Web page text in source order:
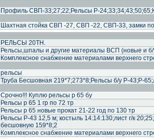
Профиль СВП-33;27;22;Рельсы Р-
Шахтная стойка СВП -27, СВП -22, СВП-33, замки
РЕЛЬСЫ 20ТН.
Рельсы,шпалы и другие материалы ВСП (новые и б/
Комплексное снабжение материалами верхнего
рельсы
Труба Бесшовная 219*7;273*8;Рельсы б/у Р-43;Р-
Срочно!!! Куплю рельсы р 65 бу
Рельсы р 65 1 гр по 72 тр
Рельсы р 65 новые прокат 21-22 год по 130 тр
Рельсы Р-43 12,5 м; костыль 14:14:130;лист г/к
бесшовную 159*8;2
Комплексное снабжение материалами верхнего